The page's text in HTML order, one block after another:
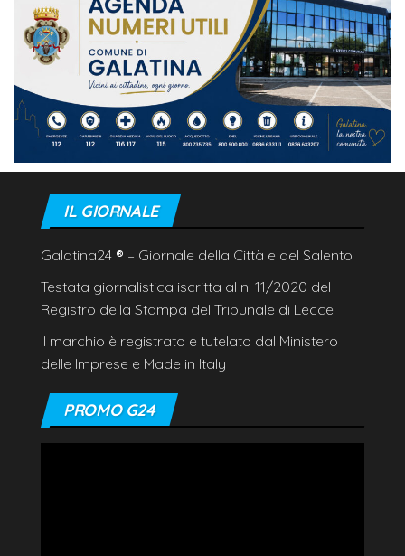
IL GIORNALE
Galatina24 ® – Giornale della Città e del Salento
Testata giornalistica iscritta al n. 11/2020 del
Registro della Stampa del Tribunale di Lecce
Il marchio è registrato e tutelato dal Ministero
delle Imprese e Made in Italy
PROMO G24